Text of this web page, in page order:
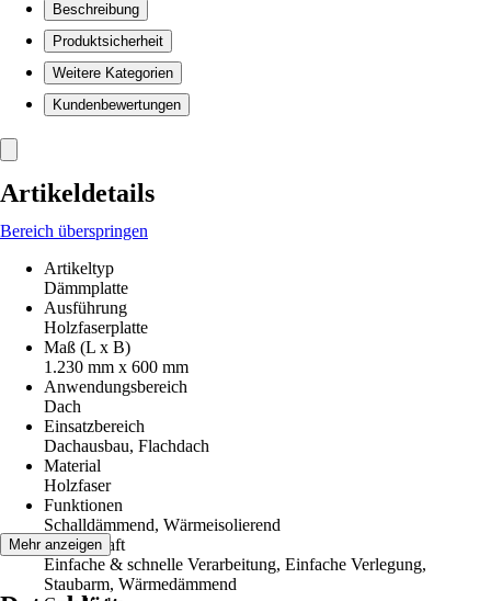
Beschreibung
Produktsicherheit
Weitere Kategorien
Kundenbewertungen
Artikeldetails
Bereich überspringen
Artikeltyp
Dämmplatte
Ausführung
Holzfaserplatte
Maß (L x B)
1.230 mm x 600 mm
Anwendungsbereich
Dach
Einsatzbereich
Dachausbau, Flachdach
Material
Holzfaser
Funktionen
Schalldämmend, Wärmeisolierend
Eigenschaft
Einfache & schnelle Verarbeitung, Einfache Verlegung,
Staubarm, Wärmedämmend
Mehr anzeigen